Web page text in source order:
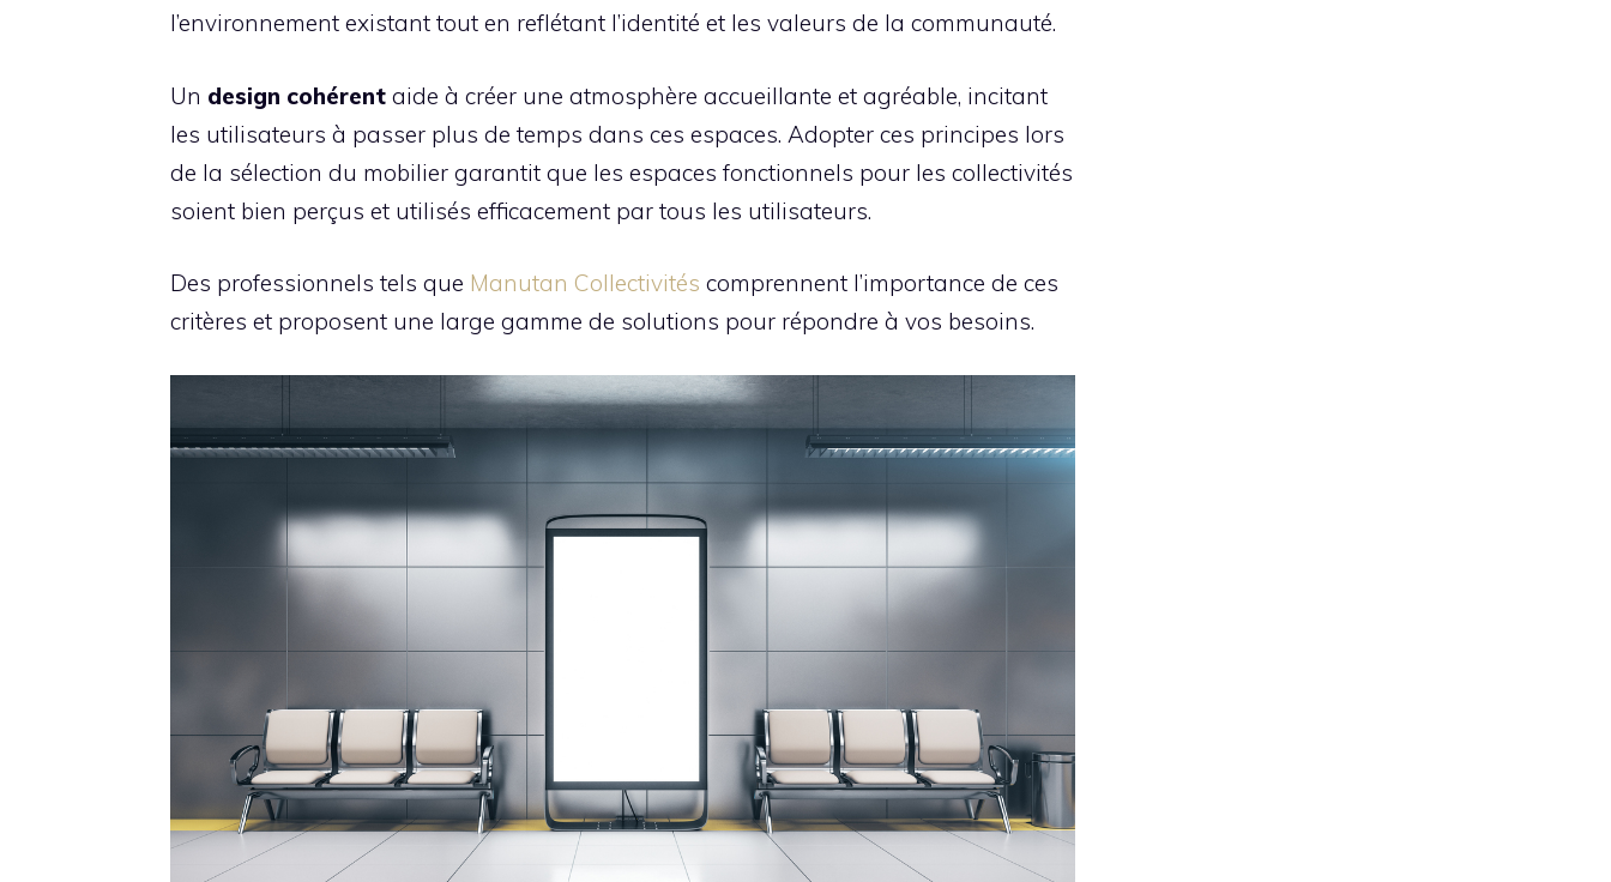
l’environnement existant tout en reflétant l’identité et les valeurs de la communauté.
Un design cohérent aide à créer une atmosphère accueillante et agréable, incitant
les utilisateurs à passer plus de temps dans ces espaces. Adopter ces principes lors
de la sélection du mobilier garantit que les espaces fonctionnels pour les collectivités
soient bien perçus et utilisés efficacement par tous les utilisateurs.
Des professionnels tels que Manutan Collectivités comprennent l’importance de ces
critères et proposent une large gamme de solutions pour répondre à vos besoins.